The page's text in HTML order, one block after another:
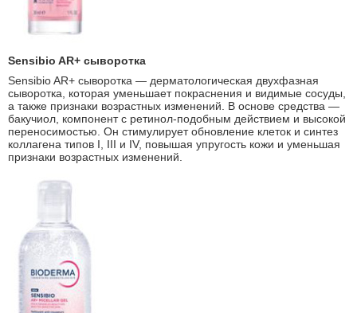
Sensibio AR+ сыворотка
Sensibio AR+ сыворотка — дерматологическая двухфазная
сыворотка, которая уменьшает покраснения и видимые сосуды,
а также признаки возрастных изменений. В основе средства —
бакучиол, компонент с pетинол-подобным действием и высокой
переносимостью. Он стимулирует обновление клеток и синтез
коллагена типов I, III и IV, повышая упругость кожи и уменьшая
признаки возрастных изменений.